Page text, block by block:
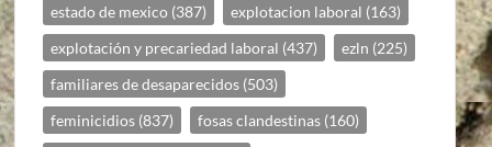
estado de mexico (387) explotacion laboral (163)
explotación y precariedad laboral (437) ezln (225)
familiares de desaparecidos (503)
feminicidios (837) fosas clandestinas (160)